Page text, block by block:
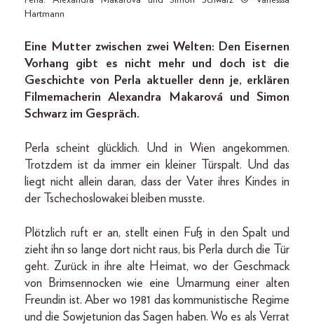
Hartmann
Eine Mutter zwischen zwei Welten: Den Eisernen
Vorhang gibt es nicht mehr und doch ist die
Geschichte von Perla aktueller denn je, erklären
Filmemacherin Alexandra Makarová und Simon
Schwarz im Gespräch.
Perla scheint glücklich. Und in Wien angekommen.
Trotzdem ist da immer ein kleiner Türspalt. Und das
liegt nicht allein daran, dass der Vater ihres Kindes in
der Tschechoslowakei bleiben musste.
Plötzlich ruft er an, stellt einen Fuß in den Spalt und
zieht ihn so lange dort nicht raus, bis Perla durch die Tür
geht. Zurück in ihre alte Heimat, wo der Geschmack
von Brimsennocken wie eine Umarmung einer alten
Freundin ist. Aber wo 1981 das kommunistische Regime
und die Sowjetunion das Sagen haben. Wo es als Verrat